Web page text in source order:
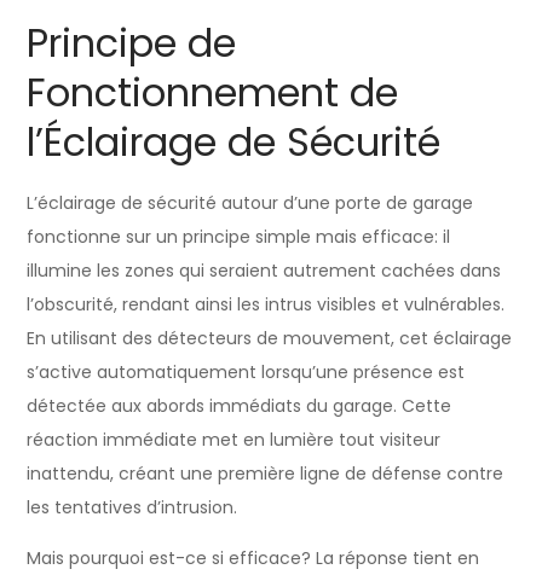
Principe de
Fonctionnement de
l’Éclairage de Sécurité
L’éclairage de sécurité autour d’une porte de garage
fonctionne sur un principe simple mais efficace: il
illumine les zones qui seraient autrement cachées dans
l’obscurité, rendant ainsi les intrus visibles et vulnérables.
En utilisant des détecteurs de mouvement, cet éclairage
s’active automatiquement lorsqu’une présence est
détectée aux abords immédiats du garage. Cette
réaction immédiate met en lumière tout visiteur
inattendu, créant une première ligne de défense contre
les tentatives d’intrusion.
Mais pourquoi est-ce si efficace? La réponse tient en